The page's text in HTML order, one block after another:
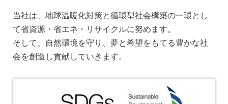
当社は、地球温暖化対策と循環型社会構築の一環とし
て省資源・省エネ・リサイクルに努めます。
そして、自然環境を守り、夢と希望をもてる豊かな社
会を創造し貢献していきます。